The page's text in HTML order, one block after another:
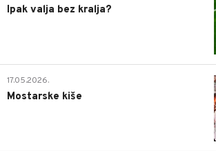
Ipak valja bez kralja?
17.05.2026.
Mostarske kiše